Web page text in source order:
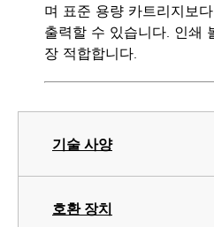
기술 사양
호환 장치
며 표준 용량 카트리지보
출력할 수 있습니다. 인쇄
장 적합합니다.